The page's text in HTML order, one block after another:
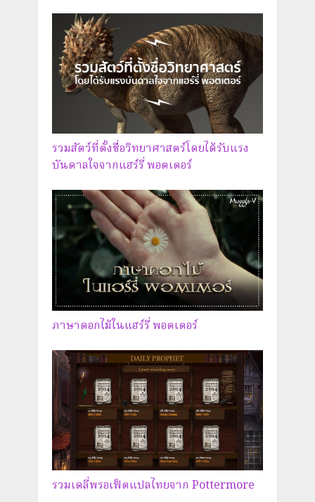
รวมสัตว์ที่ตั้งชื่อวิทยาศาสตร์โดยได้รับแรง
บันดาลใจจากแฮร์รี่ พอตเตอร์
ภาษาดอกไม้ในแฮร์รี่ พอตเตอร์
รวมเดลี่พรอเฟ็ตแปลไทยจาก Pottermore